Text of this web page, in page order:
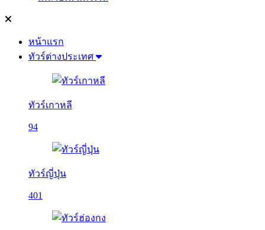
หน้าแรก
ทัวร์ต่างประเทศ
ทัวร์เกาหลี
94
ทัวร์ญี่ปุ่น
401